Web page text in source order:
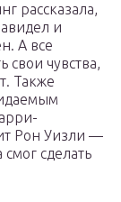
рассказала,
и
А все
чувства,
Также
Рон Уизли —
сделать